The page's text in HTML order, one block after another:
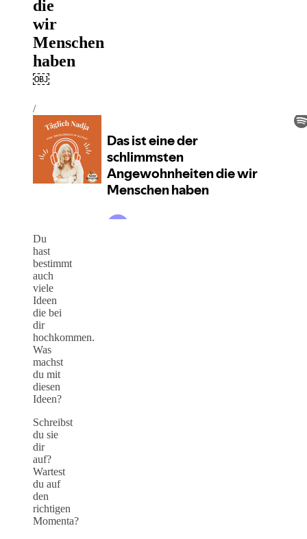
die
wir
Menschen
haben
￼
/
Du
hast
bestimmt
auch
viele
Ideen
die bei
dir
hochkommen.
Was
machst
du mit
diesen
Ideen?
Schreibst
du sie
dir
auf?
Wartest
du auf
den
richtigen
Momenta?